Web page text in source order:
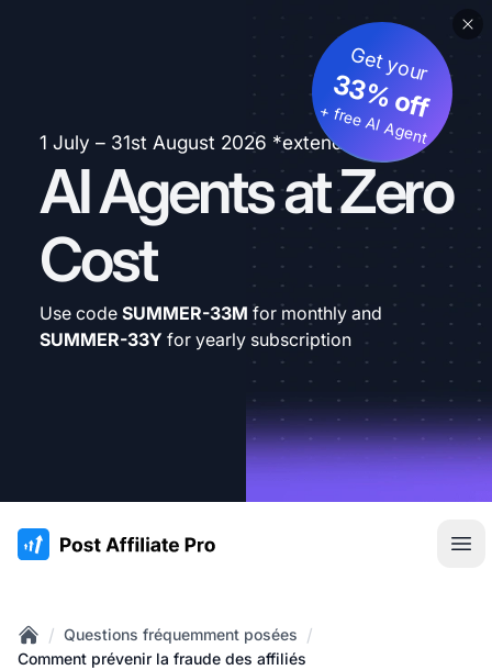
1 July – 31st August 2026 *extended
AI Agents at Zero
Cost
Get your
33% off
+ free AI Agent
Use code SUMMER-33M for monthly and
SUMMER-33Y for yearly subscription
:site.title
Home
/ Questions fréquemment posées /
Comment prévenir la fraude des affiliés